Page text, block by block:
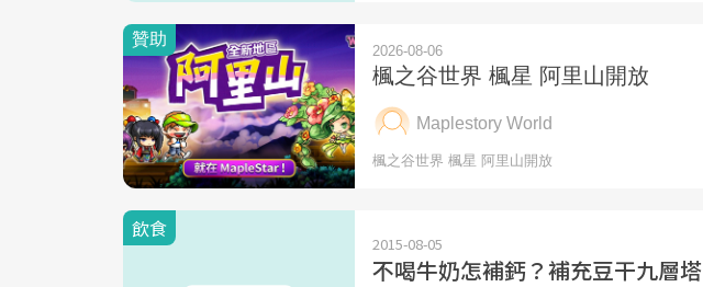
飲食
2015-08-05
不喝牛奶怎補鈣？補充豆干九層塔